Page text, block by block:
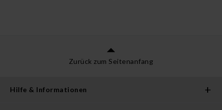
Zurück zum Seitenanfang
Hilfe & Informationen